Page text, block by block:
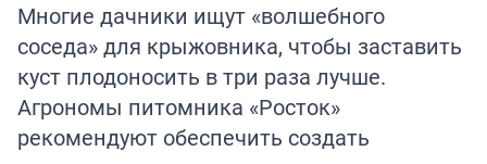
Многие дачники ищут «волшебного
соседа» для крыжовника, чтобы заставить
куст плодоносить в три раза лучше.
Агрономы питомника «Росток»
рекомендуют обеспечить создать